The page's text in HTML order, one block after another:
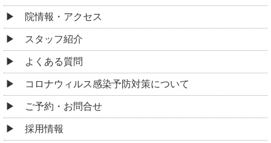
院情報・アクセス
スタッフ紹介
よくある質問
コロナウィルス感染予防対策について
ご予約・お問合せ
採用情報